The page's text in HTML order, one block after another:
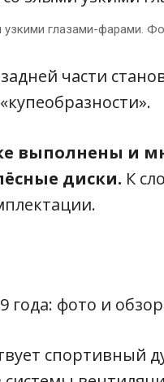
глазами-фарами.
части
выполнены и
диски. К
спортивный